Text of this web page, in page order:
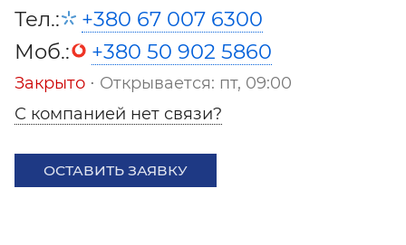
Тел.:
+380 67 007 6300
Моб.:
+380 50 902 5860
Закрыто ⋅ Открывается: пт, 09:00
С компанией нет связи?
ОСТАВИТЬ ЗАЯВКУ